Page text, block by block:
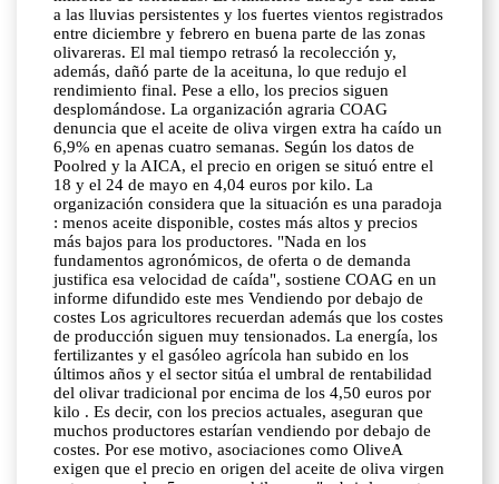
a las lluvias persistentes y los fuertes vientos registrados
entre diciembre y febrero en buena parte de las zonas
olivareras. El mal tiempo retrasó la recolección y,
además, dañó parte de la aceituna, lo que redujo el
rendimiento final. Pese a ello, los precios siguen
desplomándose. La organización agraria COAG
denuncia que el aceite de oliva virgen extra ha caído un
6,9% en apenas cuatro semanas. Según los datos de
Poolred y la AICA, el precio en origen se situó entre el
18 y el 24 de mayo en 4,04 euros por kilo. La
organización considera que la situación es una paradoja
: menos aceite disponible, costes más altos y precios
más bajos para los productores. "Nada en los
fundamentos agronómicos, de oferta o de demanda
justifica esa velocidad de caída", sostiene COAG en un
informe difundido este mes Vendiendo por debajo de
costes Los agricultores recuerdan además que los costes
de producción siguen muy tensionados. La energía, los
fertilizantes y el gasóleo agrícola han subido en los
últimos años y el sector sitúa el umbral de rentabilidad
del olivar tradicional por encima de los 4,50 euros por
kilo . Es decir, con los precios actuales, aseguran que
muchos productores estarían vendiendo por debajo de
costes. Por ese motivo, asociaciones como OliveA
exigen que el precio en origen del aceite de oliva virgen